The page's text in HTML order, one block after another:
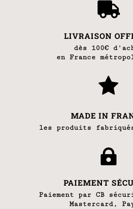

LIVRAISON
dès 100€
en France

MADE IN
les produits

PAIEMENT
Paiement par CB
Mastercard,